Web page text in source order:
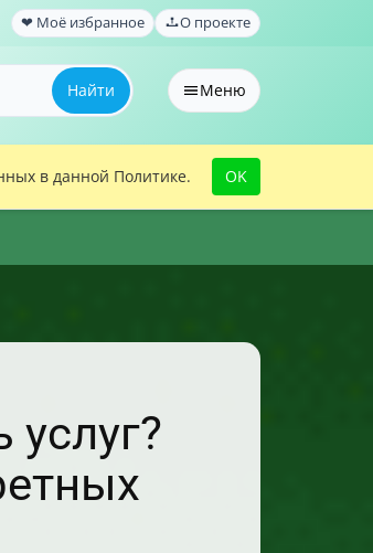
❤ Моё избранное О проекте
Найти Меню
в данной Политике. OK